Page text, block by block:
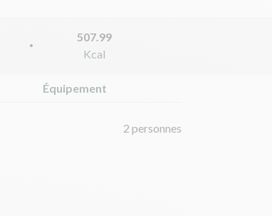
507.99
Kcal
Équipement
2 personnes